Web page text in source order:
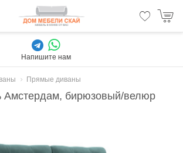
Напишите нам
Прямые диваны
Амстердам, бирюзовый/велюр